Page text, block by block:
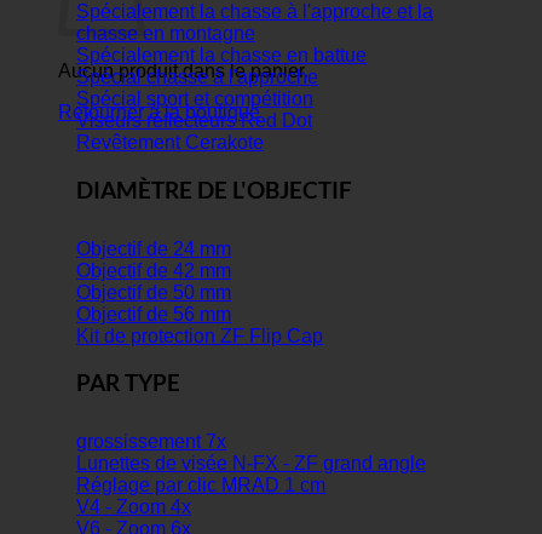
Aucun produit dans le panier.
Retourner à la boutique
Spécialement la chasse à l'approche et la
chasse en montagne
Spécialement la chasse en battue
Spécial chasse à l'approche
Spécial sport et compétition
Viseurs réflecteurs Red Dot
Revêtement Cerakote
DIAMÈTRE DE L'OBJECTIF
Objectif de 24 mm
Objectif de 42 mm
Objectif de 50 mm
Objectif de 56 mm
Kit de protection ZF Flip Cap
PAR TYPE
grossissement 7x
Lunettes de visée N-FX - ZF grand angle
Réglage par clic MRAD 1 cm
V4 - Zoom 4x
V6 - Zoom 6x